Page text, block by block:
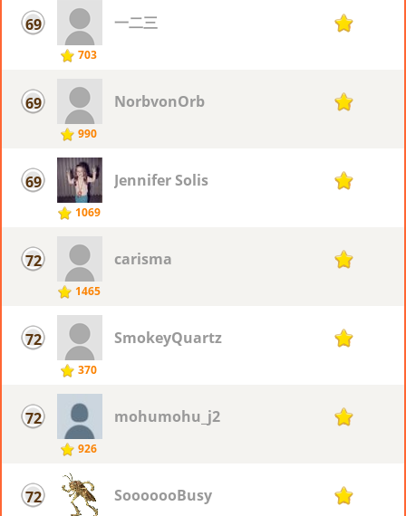
69
703
一二三 16
69
990
NorbvonOrb 16
69
1069
Jennifer Solis 16
72
1465
carisma 15
72
370
SmokeyQuartz 15
72
926
mohumohu_j2 15
72 SooooooBusy 15